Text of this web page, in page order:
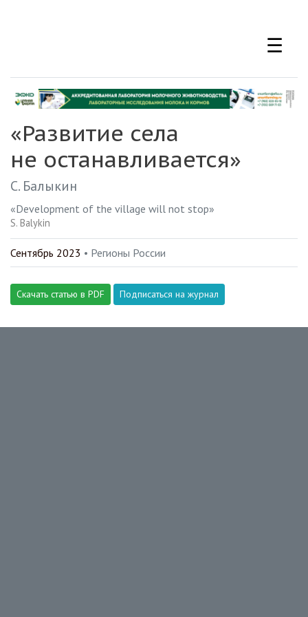
☰
«Развитие села
не останавливается»
С. Балыкин
«Development of the village will not stop»
S. Balykin
Сентябрь 2023 • Регионы России
Скачать статью в PDF Подписаться на журнал